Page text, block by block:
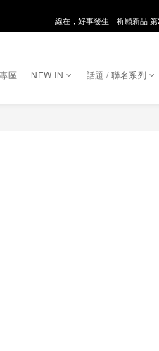
8月月初限定｜指定分類滿件
線在，好事發生｜祈願新品
8月月初限定｜指定分類滿
區 NEW IN 話題 / 聯名系列